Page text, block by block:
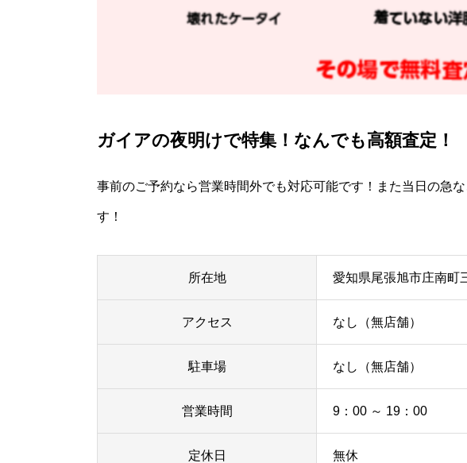
ガイアの夜明けで特集！なんでも高額査定！
事前のご予約なら営業時間外でも対応可能です！また当日の急
す！
所在地 愛知県尾張旭市庄南町
アクセス なし（無店舗）
駐車場 なし（無店舗）
営業時間 9：00 ～ 19：00
定休日 無休